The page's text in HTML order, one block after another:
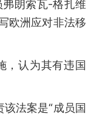
朗索瓦-格扎维
欧洲应对非法移
，认为其有违国
法案是“成员国